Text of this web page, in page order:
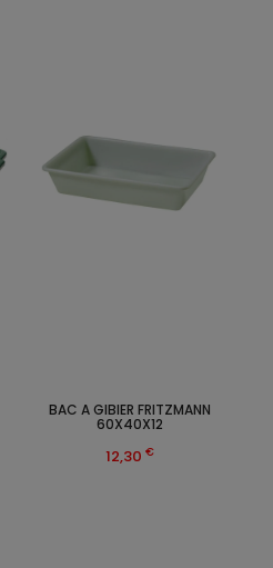
BAC A GIBIER FRITZMANN
60X40X12
12,30 €